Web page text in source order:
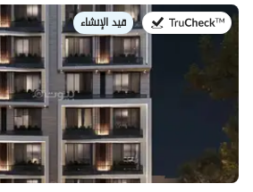
في:قيد الإنشاء